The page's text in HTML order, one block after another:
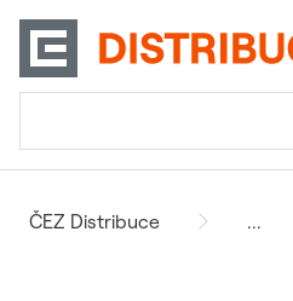
ČEZ Distribuce ...